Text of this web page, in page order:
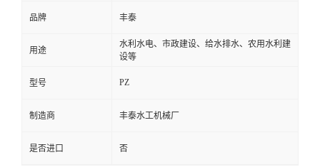
品牌 丰泰
用途
水利水电、市政建设、给水排水、农用水利建
设等
型号 PZ
制造商 丰泰水工机械厂
是否进口 否